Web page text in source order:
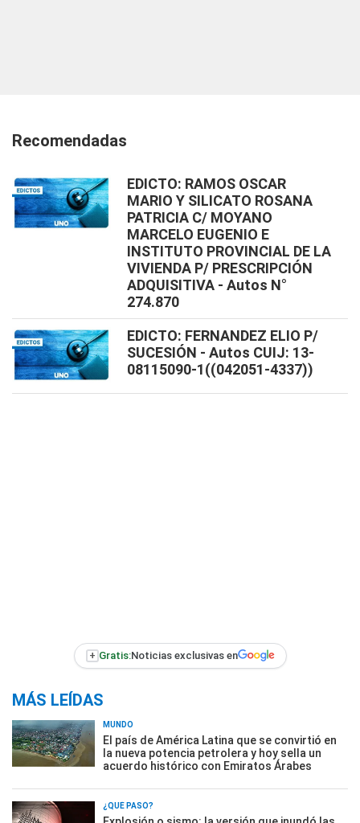
Recomendadas
EDICTO: RAMOS OSCAR
MARIO Y SILICATO ROSANA
PATRICIA C/ MOYANO
MARCELO EUGENIO E
INSTITUTO PROVINCIAL DE LA
VIVIENDA P/ PRESCRIPCIÓN
ADQUISITIVA - Autos N°
274.870
EDICTO: FERNANDEZ ELIO P/
SUCESIÓN - Autos CUIJ: 13-
08115090-1((042051-4337))
+ Gratis:Noticias exclusivas en
MÁS LEÍDAS
MUNDO
El país de América Latina que se convirtió en
la nueva potencia petrolera y hoy sella un
acuerdo histórico con Emiratos Árabes
¿QUÉ PASÓ?